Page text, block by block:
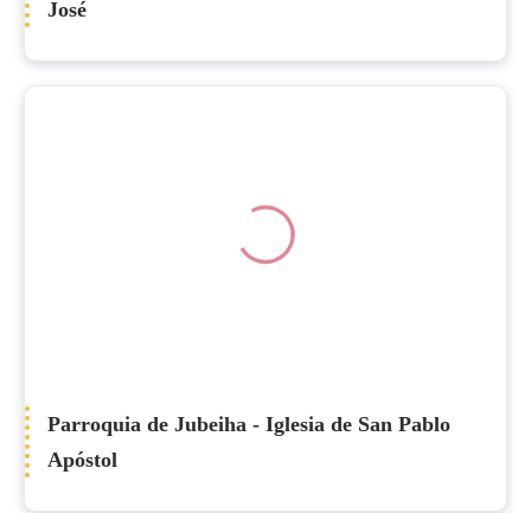
José
Parroquia de Jubeiha - Iglesia de San Pablo
Apóstol